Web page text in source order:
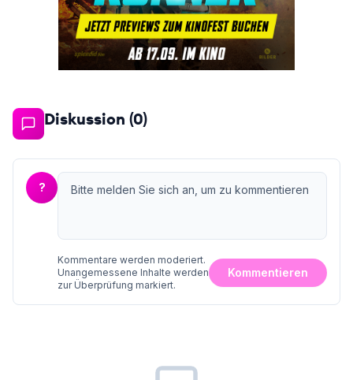
Diskussion (0)
?
Kommentare werden moderiert.
Unangemessene Inhalte werden
zur Überprüfung markiert.
Kommentieren